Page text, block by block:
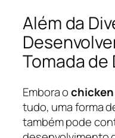
Além da
Tomada de
Embora ochicken
tudo, uma forma
também pode